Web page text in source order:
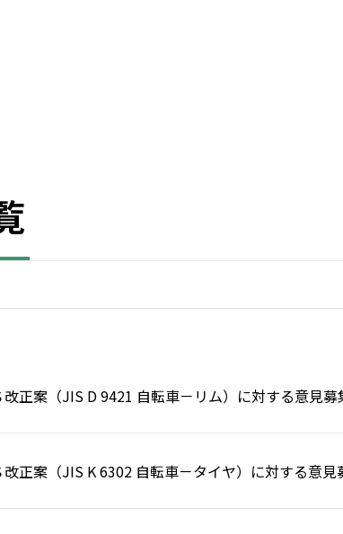
改正案（JIS D 9421 自転車－リム）に対する意見募
改正案（JIS K 6302 自転車－タイヤ）に対する意見